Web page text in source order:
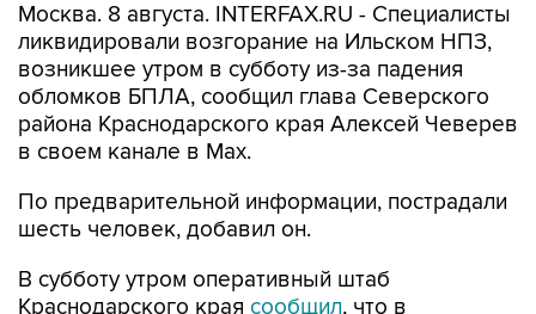
Москва. 8 августа. INTERFAX.RU - Специалисты
ликвидировали возгорание на Ильском НПЗ,
возникшее утром в субботу из-за падения
обломков БПЛА, сообщил глава Северского
района Краснодарского края Алексей Чеверев
в своем канале в Max.
По предварительной информации, пострадали
шесть человек, добавил он.
В субботу утром оперативный штаб
Краснодарского края сообщил, что в